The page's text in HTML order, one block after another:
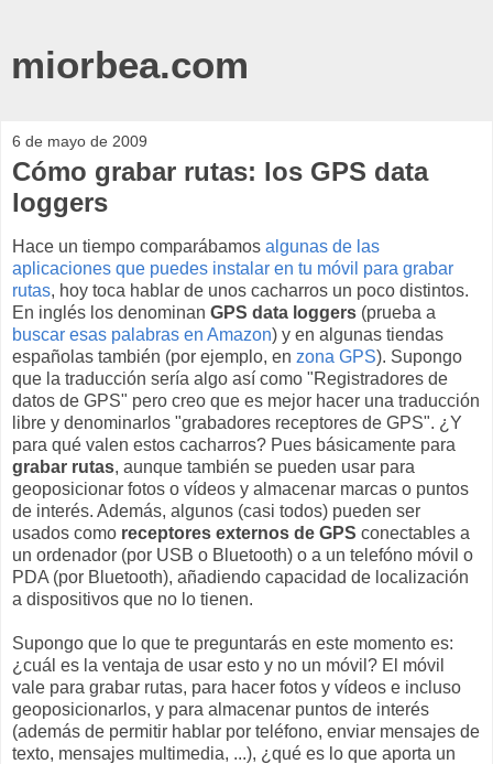
miorbea.com
6 de mayo de 2009
Cómo grabar rutas: los GPS data
loggers
Hace un tiempo comparábamos algunas de las
aplicaciones que puedes instalar en tu móvil para grabar
rutas, hoy toca hablar de unos cacharros un poco distintos.
En inglés los denominan GPS data loggers (prueba a
buscar esas palabras en Amazon) y en algunas tiendas
españolas también (por ejemplo, en zona GPS). Supongo
que la traducción sería algo así como "Registradores de
datos de GPS" pero creo que es mejor hacer una traducción
libre y denominarlos "grabadores receptores de GPS". ¿Y
para qué valen estos cacharros? Pues básicamente para
grabar rutas, aunque también se pueden usar para
geoposicionar fotos o vídeos y almacenar marcas o puntos
de interés. Además, algunos (casi todos) pueden ser
usados como receptores externos de GPS conectables a
un ordenador (por USB o Bluetooth) o a un telefóno móvil o
PDA (por Bluetooth), añadiendo capacidad de localización
a dispositivos que no lo tienen.
Supongo que lo que te preguntarás en este momento es:
¿cuál es la ventaja de usar esto y no un móvil? El móvil
vale para grabar rutas, para hacer fotos y vídeos e incluso
geoposicionarlos, y para almacenar puntos de interés
(además de permitir hablar por teléfono, enviar mensajes de
texto, mensajes multimedia, ...), ¿qué es lo que aporta un